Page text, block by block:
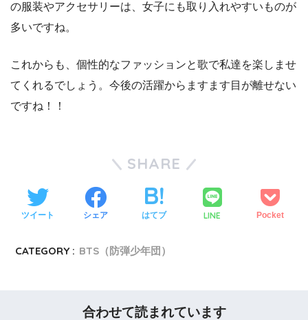
の服装やアクセサリーは、女子にも取り入れやすいものが
多いですね。
これからも、個性的なファッションと歌で私達を楽しませ
てくれるでしょう。今後の活躍からますます目が離せない
ですね！！
SHARE
ツイート シェア はてブ LINE Pocket
CATEGORY : BTS（防弾少年団）
合わせて読まれています